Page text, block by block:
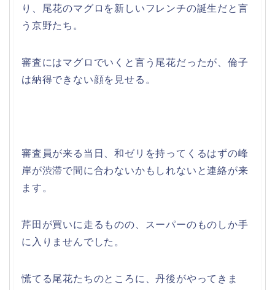
り、尾花のマグロを新しいフレンチの誕生だと言
う京野たち。
審査にはマグロでいくと言う尾花だったが、倫子
は納得できない顔を見せる。
審査員が来る当日、和ゼリを持ってくるはずの峰
岸が渋滞で間に合わないかもしれないと連絡が来
ます。
芹田が買いに走るものの、スーパーのものしか手
に入りませんでした。
慌てる尾花たちのところに、丹後がやってきま